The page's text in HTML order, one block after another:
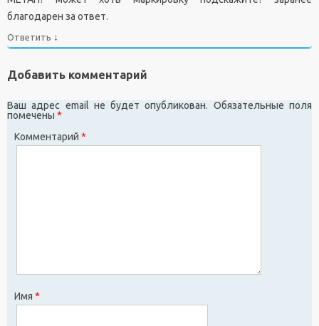
благодарен за ответ.
Ответить ↓
Добавить комментарий
Ваш адрес email не будет опубликован. Обязательные поля
помечены *
Комментарий *
Имя *